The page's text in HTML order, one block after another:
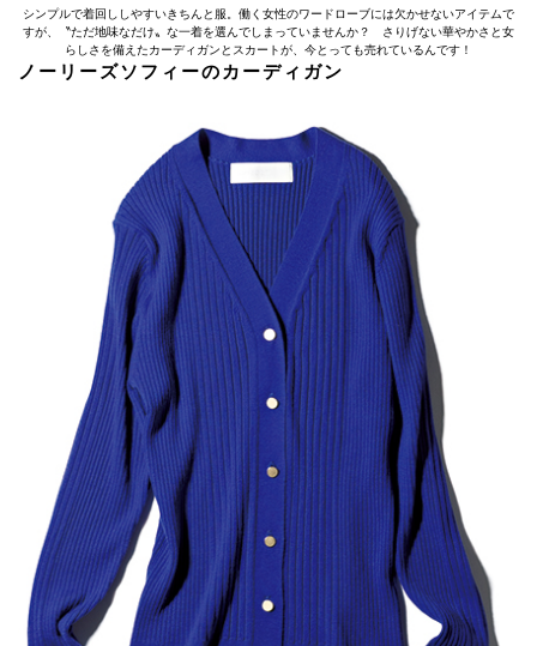
シンプルで着回ししやすいきちんと服。働く女性のワードローブには欠かせないアイテムで
すが、〝ただ地味なだけ〟な一着を選んでしまっていませんか？ さりげない華やかさと女
らしさを備えたカーディガンとスカートが、今とっても売れているんです！
ノーリーズソフィーのカーディガン